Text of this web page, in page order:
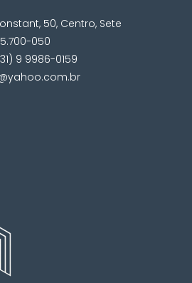
50, Centro, Sete
050
9 9986-0159